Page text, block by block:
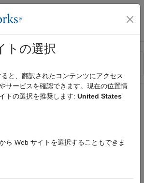
バス ナビゲーション メ
トの選択
と、翻訳されたコンテンツにアクセス
サービスを確認できます。現在の位置情
トの選択を推奨します: United States
ら Web サイトを選択することもできま